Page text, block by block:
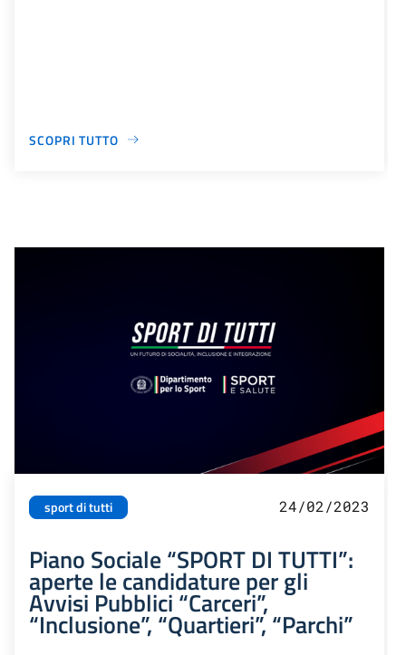
SCOPRI TUTTO
sport di tutti 24/02/2023
Piano Sociale “SPORT DI TUTTI”:
aperte le candidature per gli
Avvisi Pubblici “Carceri”,
“Inclusione”, “Quartieri”, “Parchi”